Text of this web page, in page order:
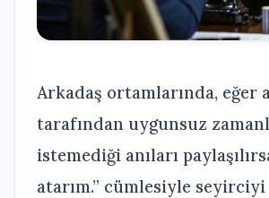
Arkadaş ortamlarında, eğer
tarafından uygunsuz
istemediği anıları
atarım.” cümlesiyle seyirciyi